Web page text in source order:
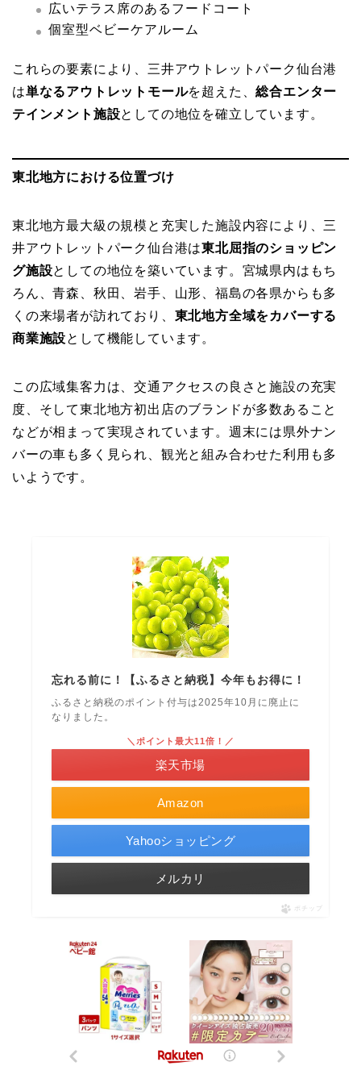
広いテラス席のあるフードコート
個室型ベビーケアルーム
これらの要素により、三井アウトレットパーク仙台港
は単なるアウトレットモールを超えた、総合エンター
テインメント施設としての地位を確立しています。
東北地方における位置づけ
東北地方最大級の規模と充実した施設内容により、三
井アウトレットパーク仙台港は東北屈指のショッピン
グ施設としての地位を築いています。宮城県内はもち
ろん、青森、秋田、岩手、山形、福島の各県からも多
くの来場者が訪れており、 東北地方全域をカバーする
商業施設として機能しています。
この広域集客力は、交通アクセスの良さと施設の充実
度、そして東北地方初出店のブランドが多数あること
などが相まって実現されています。週末には県外ナン
バーの車も多く見られ、観光と組み合わせた利用も多
いようです。
忘れる前に！【ふるさと納税】今年もお得に！
ふるさと納税のポイント付与は2025年10月に廃止に
なりました。
Amazon
＼ポイント最大11倍！／
楽天市場
Yahooショッピング
メルカリ
ポチップ